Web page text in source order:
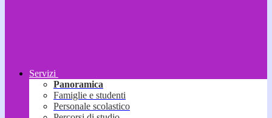
Servizi
Panoramica
Famiglie e studenti
Personale scolastico